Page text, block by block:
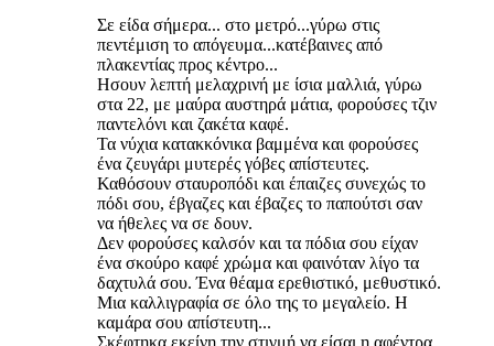
Σε είδα σήμερα... στο μετρό...γύρω στις
πεντέμιση το απόγευμα...κατέβαινες από
πλακεντίας προς κέντρο...
Ησουν λεπτή μελαχρινή με ίσια μαλλιά, γύρω
στα 22, με μαύρα αυστηρά μάτια, φορούσες τζιν
παντελόνι και ζακέτα καφέ.
Τα νύχια κατακκόνικα βαμμένα και φορούσες
ένα ζευγάρι μυτερές γόβες απίστευτες.
Καθόσουν σταυροπόδι και έπαιζες συνεχώς το
πόδι σου, έβγαζες και έβαζες το παπούτσι σαν
να ήθελες να σε δουν.
Δεν φορούσες καλσόν και τα πόδια σου είχαν
ένα σκούρο καφέ χρώμα και φαινόταν λίγο τα
δαχτυλά σου. Ένα θέαμα ερεθιστικό, μεθυστικό.
Μια καλλιγραφία σε όλο της το μεγαλείο. Η
καμάρα σου απίστευτη...